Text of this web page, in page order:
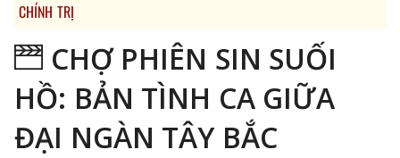
CHÍNH TRỊ
CHỢ PHIÊN SIN SUỐI
HỒ: BẢN TÌNH CA GIỮA
ĐẠI NGÀN TÂY BẮC